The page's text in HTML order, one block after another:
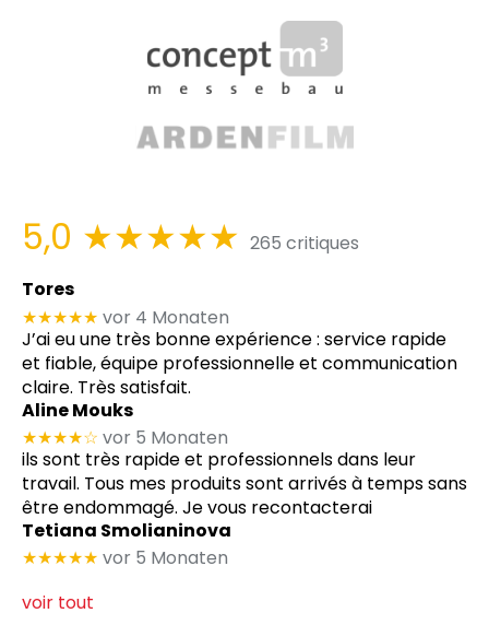
5,0 ★★★★★ 265 critiques
Tores
★★★★★ vor 4 Monaten
J’ai eu une très bonne expérience : service rapide
et fiable, équipe professionnelle et communication
claire. Très satisfait.
Aline Mouks
★★★★☆ vor 5 Monaten
ils sont très rapide et professionnels dans leur
travail. Tous mes produits sont arrivés à temps sans
être endommagé. Je vous recontacterai
Tetiana Smolianinova
★★★★★ vor 5 Monaten
voir tout